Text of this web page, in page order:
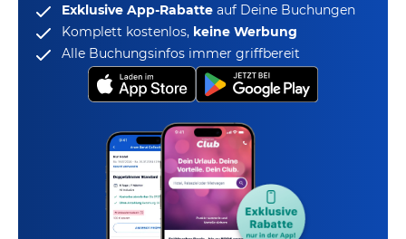
Exklusive App-Rabatte auf Deine Buchungen
Komplett kostenlos, keine Werbung
Alle Buchungsinfos immer griffbereit